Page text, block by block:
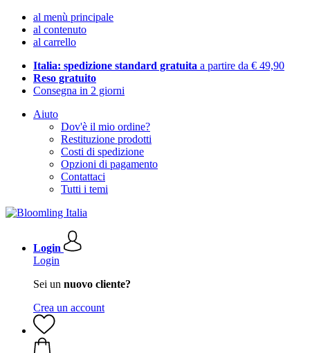
al menù principale
al contenuto
al carrello
Italia: spedizione standard gratuita a partire da € 49,90
Reso gratuito
Consegna in 2 giorni
Aiuto
Dov'è il mio ordine?
Restituzione prodotti
Costi di spedizione
Opzioni di pagamento
Contattaci
Tutti i temi
Login
Login
Sei un nuovo cliente?
Crea un account